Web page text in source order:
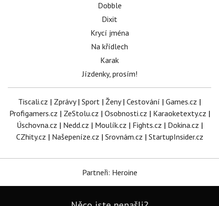
Dobble
Dixit
Krycí jména
Na křídlech
Karak
Jízdenky, prosím!
Tiscali.cz | Zprávy| Sport | Ženy| Cestování | Games.cz |
Profigamers.cz | ZeStolu.cz | Osobnosti.cz | Karaoketexty.cz |
Úschovna.cz | Nedd.cz | Moulík.cz | Fights.cz | Dokina.cz |
CZhity.cz | Našepeníze.cz | Srovnám.cz | StartupInsider.cz
Partneři: Heroine